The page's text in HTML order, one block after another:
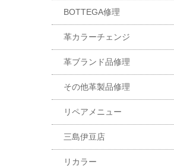
BOTTEGA修理
革カラーチェンジ
革ブランド品修理
その他革製品修理
リペアメニュー
三島伊豆店
リカラー